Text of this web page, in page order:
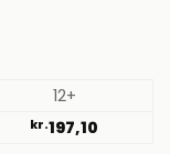
12+
kr.197,10